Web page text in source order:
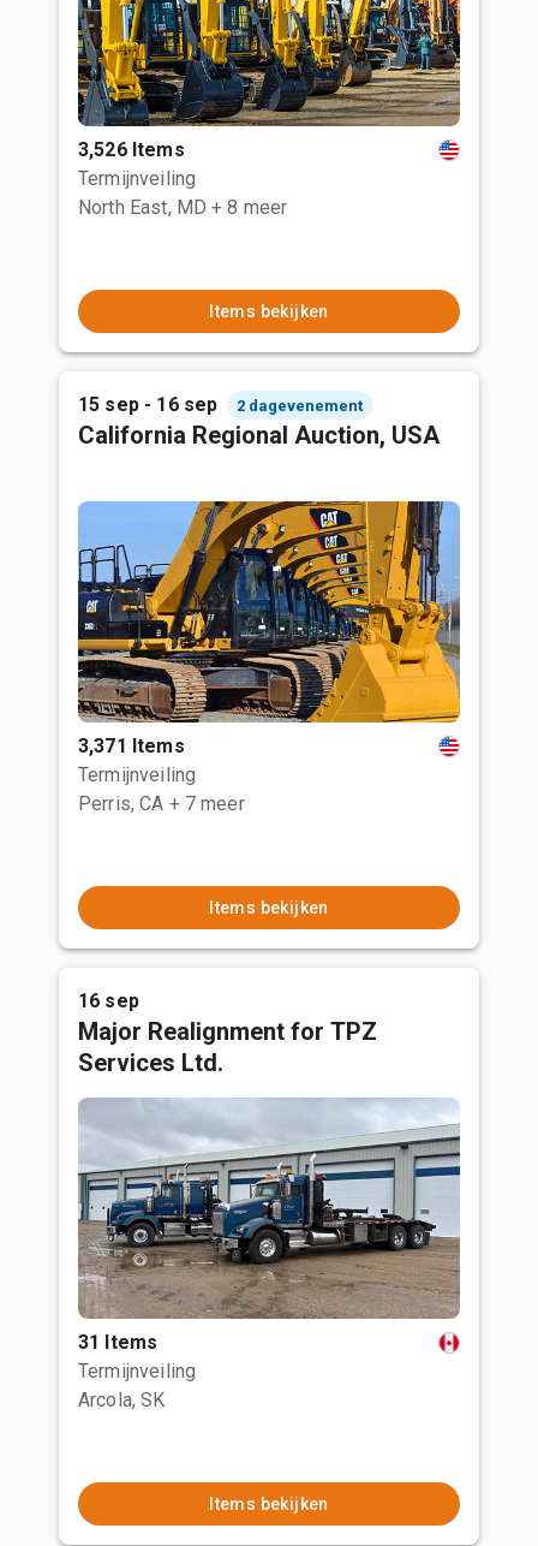
3,526 Items
Termijnveiling
North East, MD + 8 meer
Items bekijken
15 sep - 16 sep 2 dagevenement
California Regional Auction, USA
3,371 Items
Termijnveiling
Perris, CA + 7 meer
Items bekijken
16 sep
Major Realignment for TPZ
Services Ltd.
31 Items
Termijnveiling
Arcola, SK
Items bekijken